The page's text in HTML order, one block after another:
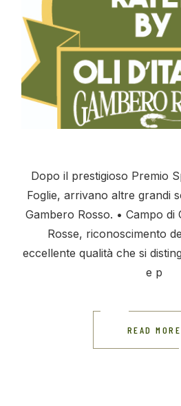
Dopo il prestigioso Premio
Foglie, arrivano altre grandi
Gambero Rosso. • Campo di
Rosse, riconoscimento
eccellente qualità che si
e p
READ MORE